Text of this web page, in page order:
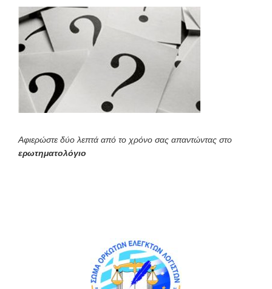
Αφιερώστε δύο λεπτά από το χρόνο σας απαντώντας στο
ερωτηματολόγιο